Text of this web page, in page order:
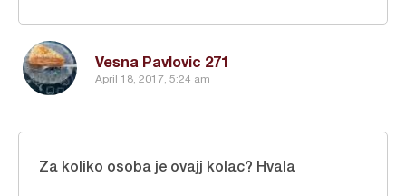
Vesna Pavlovic 271
April 18, 2017, 5:24 am
Za koliko osoba je ovajj kolac? Hvala